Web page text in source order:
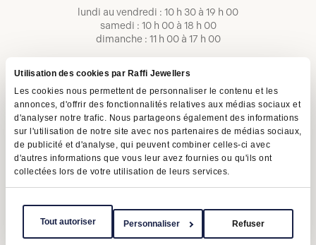
Utilisation des cookies par Raffi Jewellers
Les cookies nous permettent de personnaliser le contenu et les
annonces, d'offrir des fonctionnalités relatives aux médias sociaux et
d'analyser notre trafic. Nous partageons également des informations
sur l'utilisation de notre site avec nos partenaires de médias sociaux,
de publicité et d'analyse, qui peuvent combiner celles-ci avec
d'autres informations que vous leur avez fournies ou qu'ils ont
collectées lors de votre utilisation de leurs services.
Tout autoriser Personnaliser Refuser
lundi au vendredi : 10 h 30 à 19 h 00
samedi : 10 h 00 à 18 h 00
dimanche : 11 h 00 à 17 h 00
Conditions d'utilisation Politique de confidentialité
LAPHO
Copyright © 2026 | Raffi Jewellers Inc., tous droits réservés.